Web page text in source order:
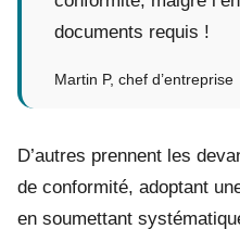
documents requis !
Martin P, chef d’entreprise
D’autres prennent les
de conformité, adoptant
en soumettant